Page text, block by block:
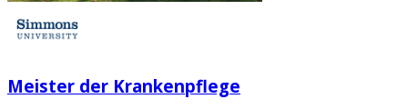
Meister der Krankenpflege